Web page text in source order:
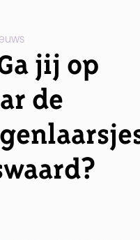
jij op
de